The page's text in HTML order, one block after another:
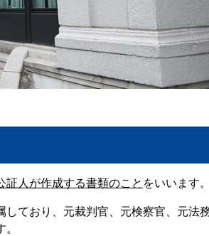
人が作成する書類のこと をいいます。
ており、元裁判官、元検察官、元法